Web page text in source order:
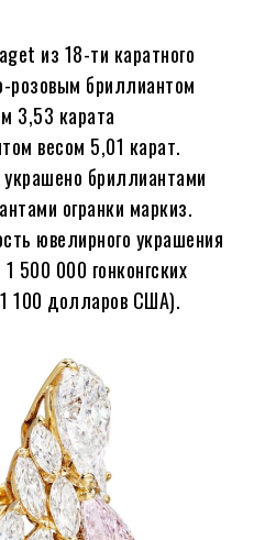
из 18-ти каратного
розовым бриллиантом
3,53 карата
весом 5,01 карат.
бриллиантами
огранки маркиз.
ювелирного украшения
500 000 гонконгских
100 долларов США).